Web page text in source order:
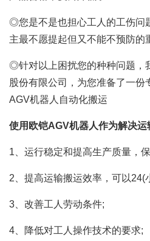
◎您是不是也担心工人的工伤问
主最不愿提起但又不能不预防的
◎针对以上困扰您的种种问题，
股份有限公司，为您准备了一
AGV机器人自动化搬运
使用 欧铠AGV机器人作为解决运
1、运行稳定和提高生产质量，
2、提高运输搬运效率，可以24(
3、改善工人劳动条件;
4、降低对工人操作技术的要求;